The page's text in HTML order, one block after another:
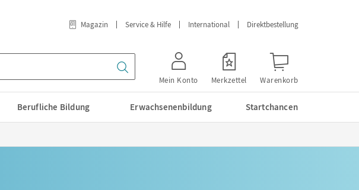
Magazin Service & Hilfe International Direktbestellung
Mein Konto Merkzettel Warenkorb
Berufliche Bildung Erwachsenenbildung Startchancen